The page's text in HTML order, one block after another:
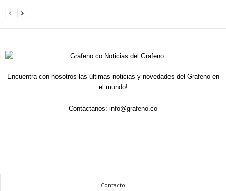
Encuentra con nosotros las últimas noticias y novedades del Grafeno en
el mundo!
Contáctanos: info@grafeno.co
Contacto